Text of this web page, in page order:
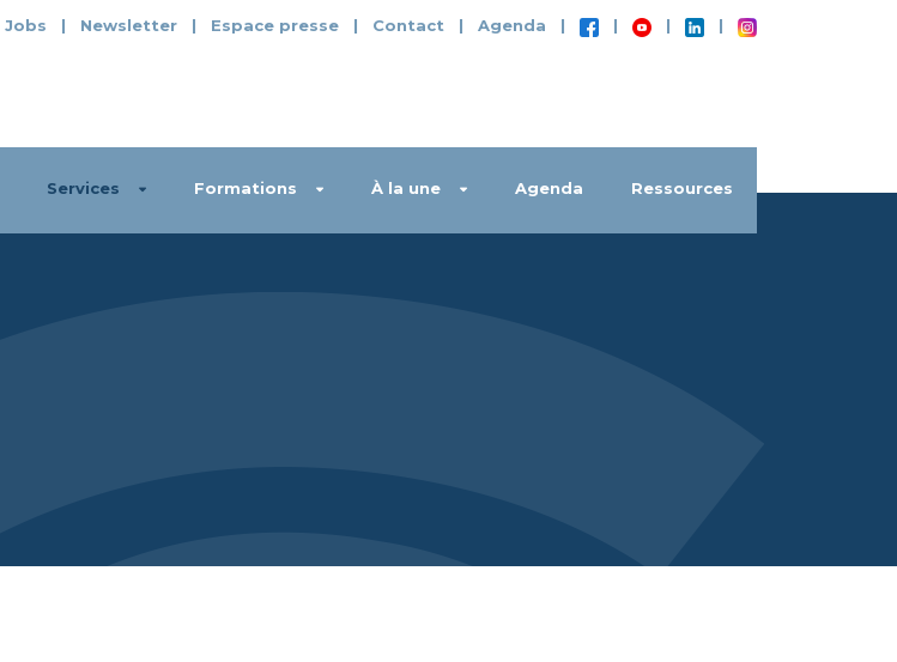
Jobs | Newsletter | Espace presse | Contact | Agenda | | | |
Services Formations À la une Agenda Ressources